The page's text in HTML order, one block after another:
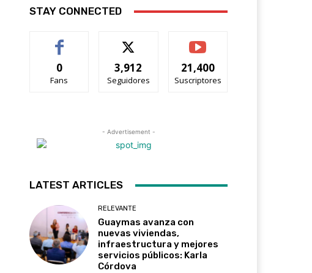
STAY CONNECTED
0
Fans
3,912
Seguidores
21,400
Suscriptores
- Advertisement -
LATEST ARTICLES
RELEVANTE
Guaymas avanza con
nuevas viviendas,
infraestructura y mejores
servicios públicos: Karla
Córdova